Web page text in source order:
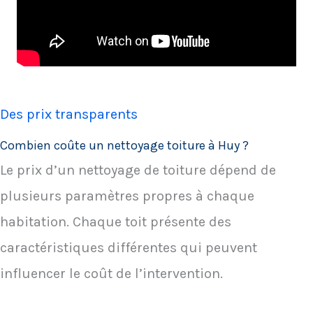
Des prix transparents
Combien coûte un nettoyage toiture à Huy ?
Le prix d’un nettoyage de toiture dépend de
plusieurs paramètres propres à chaque
habitation. Chaque toit présente des
caractéristiques différentes qui peuvent
influencer le coût de l’intervention.